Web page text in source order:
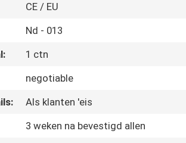
CE / EU
Nd - 013
1 ctn
negotiable
Als klanten 'eis
3 weken na bevestigd allen